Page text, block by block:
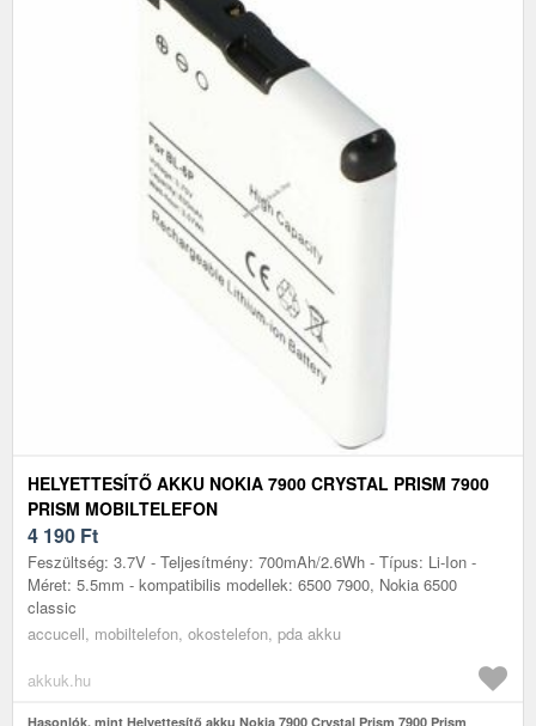
HELYETTESÍTŐ AKKU NOKIA 7900 CRYSTAL PRISM 7900
PRISM MOBILTELEFON
4 190 Ft
Feszültség: 3.7V - Teljesítmény: 700mAh/2.6Wh - Típus: Li-Ion -
Méret: 5.5mm - kompatibilis modellek: 6500 7900, Nokia 6500
classic
accucell, mobiltelefon, okostelefon, pda akku
akkuk.hu
Hasonlók, mint Helyettesítő akku Nokia 7900 Crystal Prism 7900 Prism